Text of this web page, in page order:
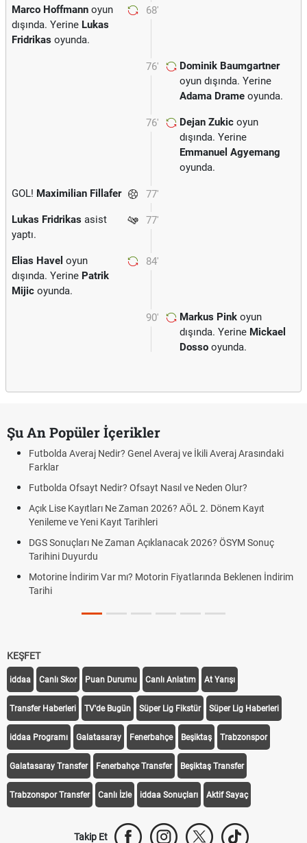
68'
Marco Hoffmann oyun
dışında. Yerine Lukas
Fridrikas oyunda.
76'
Dominik Baumgartner
oyun dışında. Yerine
Adama Drame oyunda.
76' Dejan Zukic oyun
dışında. Yerine
Emmanuel Agyemang
oyunda.
77'
GOL! Maximilian Fillafer
77'
Lukas Fridrikas asist
yaptı.
84'
Elias Havel oyun
dışında. Yerine Patrik
Mijic oyunda.
90' Markus Pink oyun
dışında. Yerine Mickael
Dosso oyunda.
Şu An Popüler İçerikler
Futbolda Averaj Nedir? Genel Averaj ve İkili Averaj Arasındaki
Farklar
Futbolda Ofsayt Nedir? Ofsayt Nasıl ve Neden Olur?
Açık Lise Kayıtları Ne Zaman 2026? AÖL 2. Dönem Kayıt
Yenileme ve Yeni Kayıt Tarihleri
DGS Sonuçları Ne Zaman Açıklanacak 2026? ÖSYM Sonuç
Tarihini Duyurdu
Motorine İndirim Var mı? Motorin Fiyatlarında Beklenen İndirim
Tarihi
KEŞFET
iddaa Canlı Skor Puan Durumu Canlı Anlatım At Yarışı
Transfer Haberleri TV'de Bugün Süper Lig Fikstür Süper Lig Haberleri
iddaa Programı Galatasaray Fenerbahçe Beşiktaş Trabzonspor
Galatasaray Transfer Fenerbahçe Transfer Beşiktaş Transfer
Trabzonspor Transfer Canlı İzle iddaa Sonuçları Aktif Sayaç
Takip Et